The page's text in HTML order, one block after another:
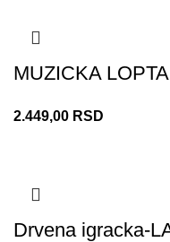
MUZICKA LOPTA
2.449,00 RSD
Drvena igracka-